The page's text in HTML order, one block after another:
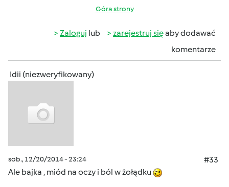
Góra strony
Zaloguj lub zarejestruj sięaby dodawać
komentarze
Idii (niezweryfikowany)
sob., 12/20/2014 - 23:24
#33
Ale bajka , miód na oczy i ból w żołądku